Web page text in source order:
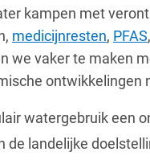
kampen met
medicijnresten, PFAS,
we vaker te maken
ontwikkelingen
watergebruik een
de landelijke